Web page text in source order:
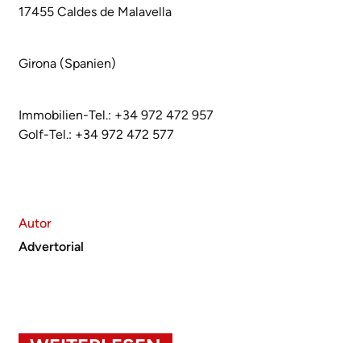
17455 Caldes de Malavella
Girona (Spanien)
Immobilien-Tel.: +34 972 472 957
Golf-Tel.: +34 972 472 577
Autor
Advertorial